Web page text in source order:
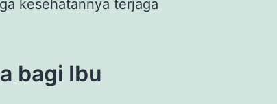
kesehatannya terjaga
bagi Ibu